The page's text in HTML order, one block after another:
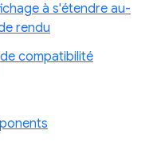
à s'étendre au-
rendu
compatibilité